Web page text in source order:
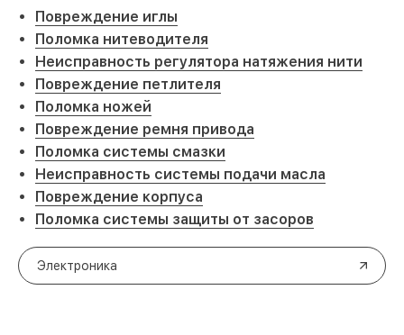
Повреждение иглы
Поломка нитеводителя
Неисправность регулятора натяжения нити
Повреждение петлителя
Поломка ножей
Повреждение ремня привода
Поломка системы смазки
Неисправность системы подачи масла
Повреждение корпуса
Поломка системы защиты от засоров
Электроника